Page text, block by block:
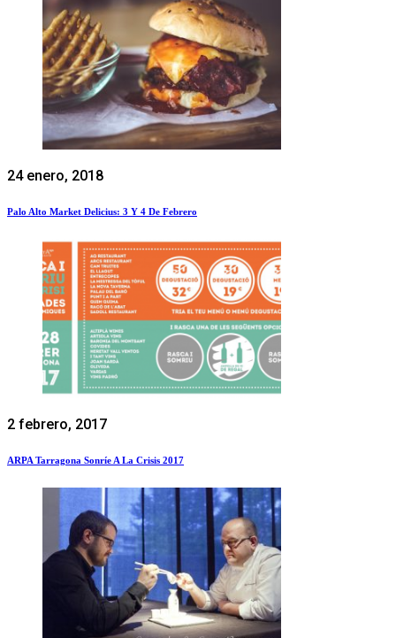
24 enero, 2018
Palo Alto Market Delicius: 3 Y 4 De Febrero
2 febrero, 2017
ARPA Tarragona Sonríe A La Crisis 2017